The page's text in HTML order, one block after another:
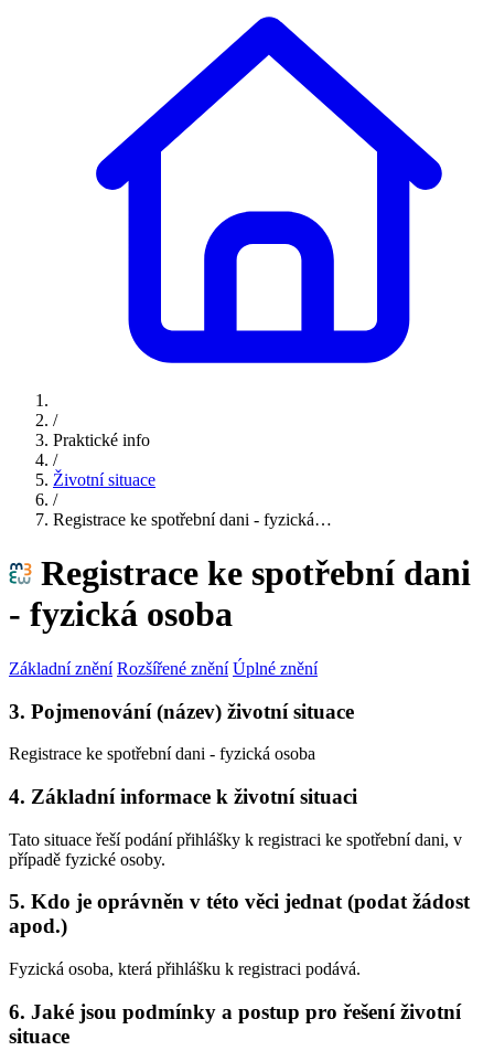
/
Praktické info
/
Životní situace
/
Registrace ke spotřební dani - fyzická…
Registrace ke spotřební dani
- fyzická osoba
Základní znění Rozšířené znění Úplné znění
3. Pojmenování (název) životní situace
Registrace ke spotřební dani - fyzická osoba
4. Základní informace k životní situaci
Tato situace řeší podání přihlášky k registraci ke spotřební dani, v
případě fyzické osoby.
5. Kdo je oprávněn v této věci jednat (podat žádost
apod.)
Fyzická osoba, která přihlášku k registraci podává.
6. Jaké jsou podmínky a postup pro řešení životní
situace